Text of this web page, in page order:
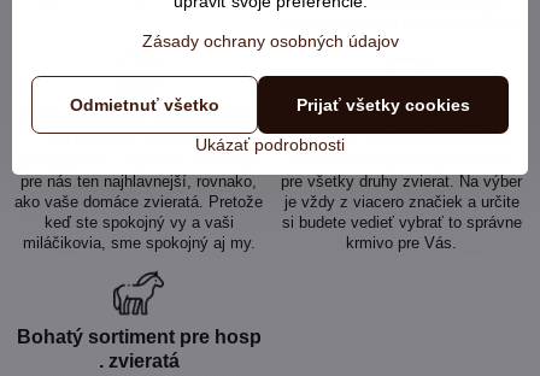
Extra prístup k zákazníkom
Ku každému zákazníkovi
pre nás ten najhlavnejší, rovnako,
ako vaše domáce zvieratá. Pretože
keď ste spokojný vy a vaši
miláčikovia, sme spokojný aj my.
Veľký výber značiek
V ponuke u nás nájdete široký
pre všetky druhy zvierat. Na výber
je vždy z viacero značiek a určite
si budete vedieť vybrať to správne
krmivo pre Vás.
Bohatý sortiment pre hosp​
. zvieratá
Zásady ochrany osobných údajov
Ukázať podrobnosti
Prijať všetky cookies
Odmietnuť všetko